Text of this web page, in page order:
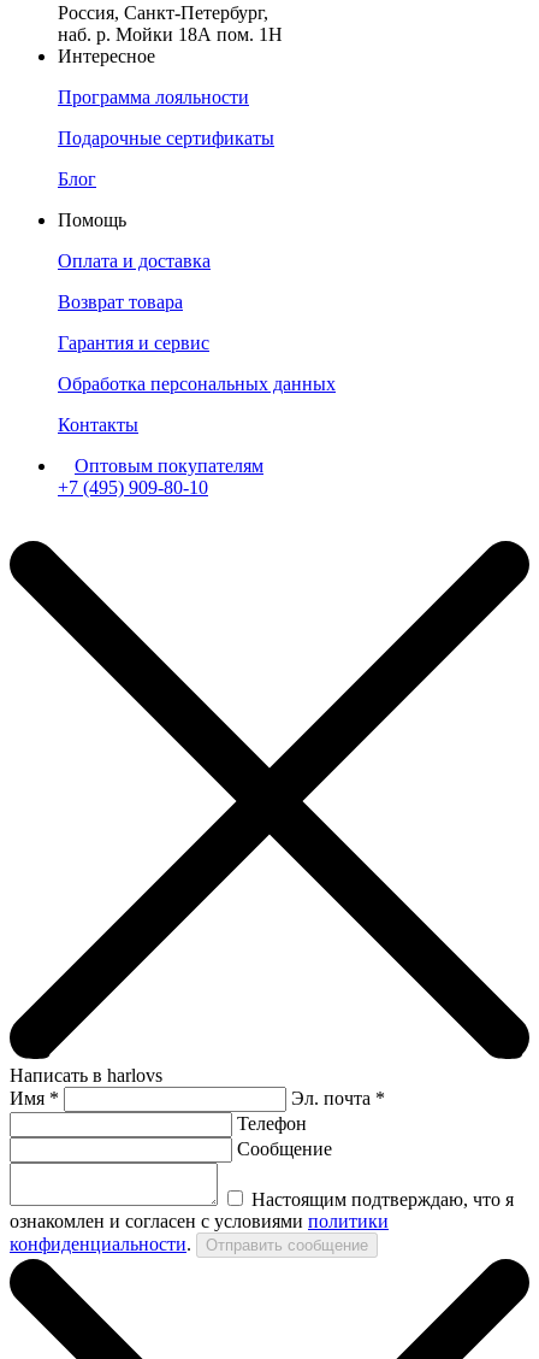
Россия, Санкт-Петербург,
наб. р. Мойки 18А пом. 1Н
Интересное
Программа лояльности
Подарочные сертификаты
Блог
Помощь
Оплата и доставка
Возврат товара
Гарантия и сервис
Обработка персональных данных
Контакты
Оптовым покупателям
+7 (495) 909-80-10
Написать в harlovs
Имя *
Эл. почта *
Телефон
Сообщение
Настоящим подтверждаю, что я
ознакомлен и согласен с условиями политики
конфиденциальности.